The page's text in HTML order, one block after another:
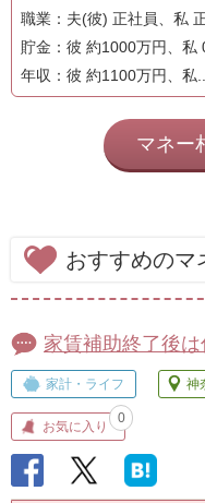
職業：夫(彼) 正社員、私
貯金：彼 約1000万円、私
年収：彼 約1100万円、私...
マネー
おすすめのマ
家賃補助終了後
家計・ライフ 神
お気に入り
0